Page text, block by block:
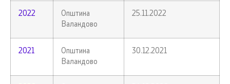
2022
Општина
Валандово
25.11.2022
2021
Општина
Валандово
30.12.2021